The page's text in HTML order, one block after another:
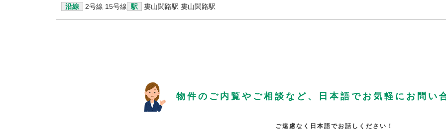
沿線
2号線 15号線 駅 婁山関路駅 婁山関路駅
物件のご内覧やご相談など、日本語でお気軽にお問い
ご遠慮なく日本語でお話しください！